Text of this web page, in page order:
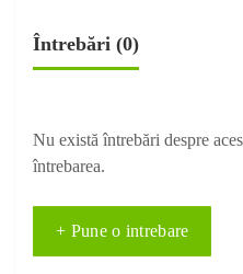
Întrebări (0)
Nu există întrebări despre
întrebarea.
+ Pune o intrebare